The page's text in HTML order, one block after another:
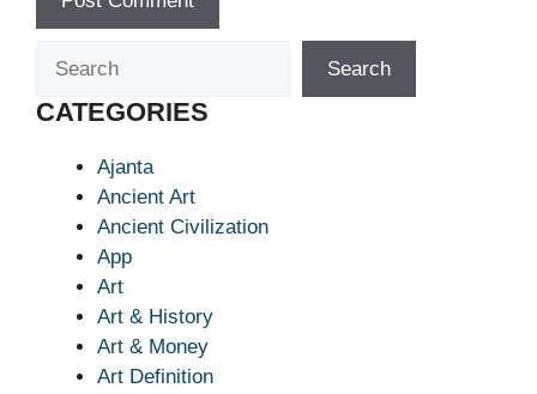
Search
CATEGORIES
Ajanta
Ancient Art
Ancient Civilization
App
Art
Art & History
Art & Money
Art Definition